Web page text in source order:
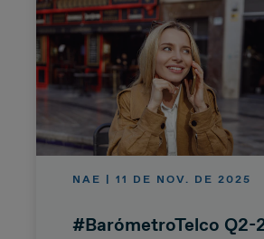
NAE | 11 DE NOV. DE 2025
#BarómetroTelco Q2-